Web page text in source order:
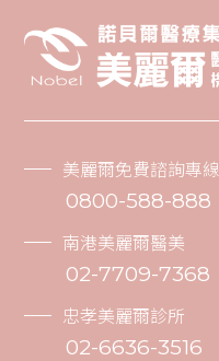
美麗爾免費諮詢專線
0800-588-888
南港美麗爾醫美
02-7709-7368
忠孝美麗爾診所
02-6636-3516